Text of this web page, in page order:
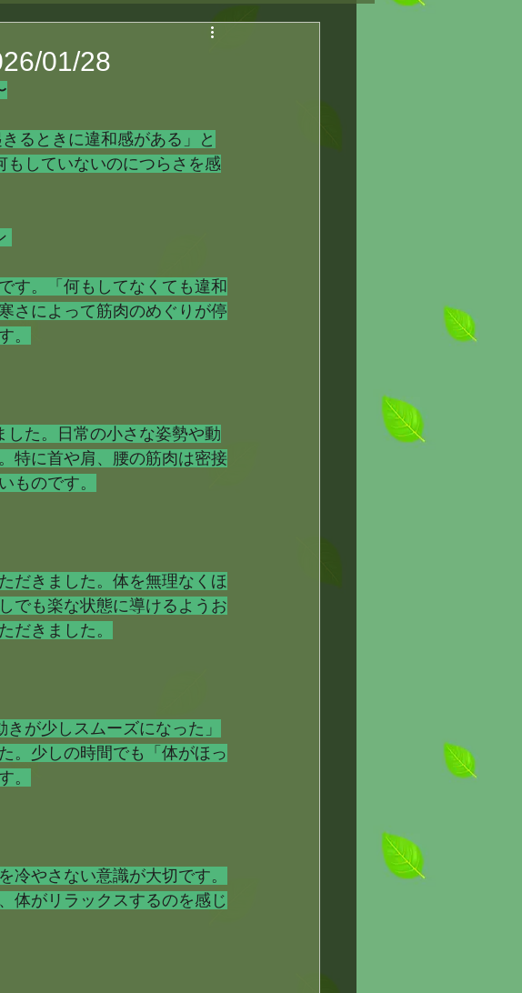
01/28
もしていないのにつらさを感
す。「何もしてなくても違和
さによって筋肉のめぐりが停
。
た。日常の小さな姿勢や動
特に首や肩、腰の筋肉は密接
ものです。
だきました。体を無理なくほ
でも楽な状態に導けるようお
だきました。
が少しスムーズになった」
。少しの時間でも「体がほっ
。
冷やさない意識が大切です。
体がリラックスするのを感じ